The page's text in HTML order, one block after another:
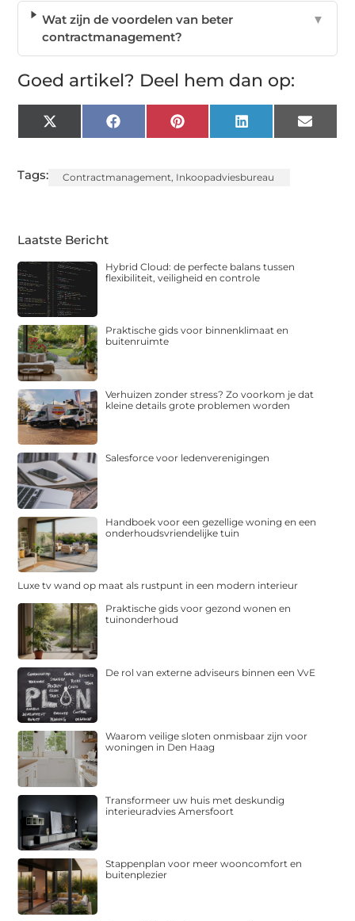
Wat zijn de voordelen van beter
contractmanagement?
▼
Goed artikel? Deel hem dan op:
X
(Twitter)
FacebookPinterest LinkedIn Email
Tags: Contractmanagement Inkoopadviesbureau
Laatste Bericht
Hybrid Cloud: de perfecte balans tussen
flexibiliteit, veiligheid en controle
Praktische gids voor binnenklimaat en
buitenruimte
Verhuizen zonder stress? Zo voorkom je dat
kleine details grote problemen worden
Salesforce voor ledenverenigingen
Handboek voor een gezellige woning en een
onderhoudsvriendelijke tuin
Luxe tv wand op maat als rustpunt in een modern interieur
Praktische gids voor gezond wonen en
tuinonderhoud
De rol van externe adviseurs binnen een VvE
Waarom veilige sloten onmisbaar zijn voor
woningen in Den Haag
Transformeer uw huis met deskundig
interieuradvies Amersfoort
Stappenplan voor meer wooncomfort en
buitenplezier